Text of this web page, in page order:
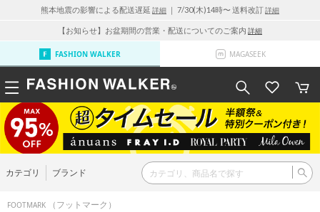
熊本地震の影響による配送遅延 詳細 ｜ 7/30(木)14時〜 送料改訂詳細
【お知らせ】お盆期間の営業・配送についてのご案内 詳細
FASHION WALKER MAGASEEK
カテゴリ ブランド
FOOTMARK （フットマーク）